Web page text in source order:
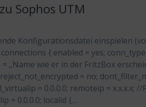
Sophos UTM
Konfigurationsdatei einspielen
{ enabled = yes;
„Name wie er in der FritzBox
= no;
= 0.0.0.0; remoteip = x.x.x.x;
= 0.0.0.0; localid {…